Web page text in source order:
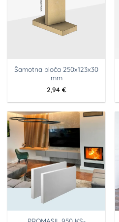
Šamotna ploča 250x123x30
mm
2,94 €